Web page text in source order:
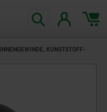
KUNSTSTOFF-